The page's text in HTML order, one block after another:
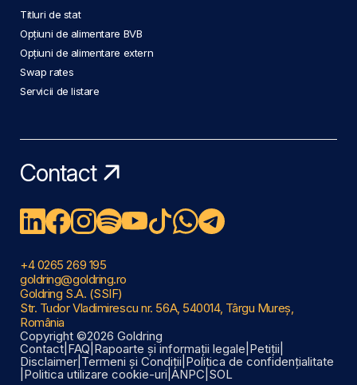
Titluri de stat
Opțiuni de alimentare BVB
Opțiuni de alimentare extern
Swap rates
Servicii de listare
Contact
+4 0265 269 195
goldring@goldring.ro
Goldring S.A. (SSIF)
Str. Tudor Vladimirescu nr. 56A, 540014, Târgu Mureș,
România
Copyright ©2026 Goldring
Contact FAQ Rapoarte și informații legale Petiții
Disclaimer Termeni și Condiții Politica de confidențialitate
Politica utilizare cookie-uri ANPC SOL